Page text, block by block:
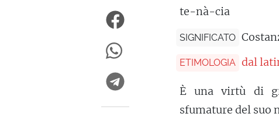
te-nà-cia
SIGNIFICATO
ETIMOLOGIA dal
È una virtù di
sfumature del suo